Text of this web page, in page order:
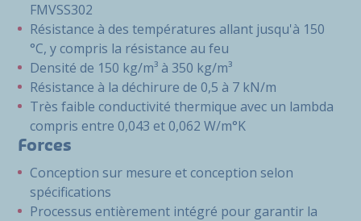
FMVSS302
Résistance à des températures allant jusqu'à 150
°C, y compris la résistance au feu
Densité de 150 kg/m³ à 350 kg/m³
Résistance à la déchirure de 0,5 à 7 kN/m
Très faible conductivité thermique avec un lambda
compris entre 0,043 et 0,062 W/m°K
Forces
Conception sur mesure et conception selon
spécifications
Processus entièrement intégré pour garantir la